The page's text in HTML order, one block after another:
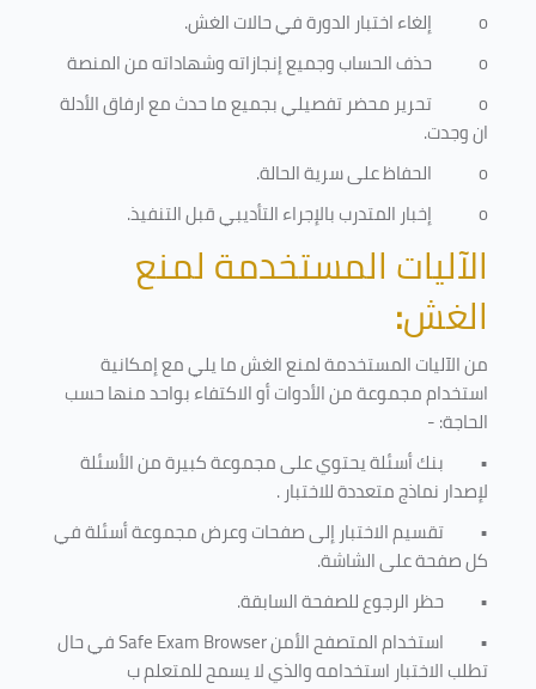
o
إلغاء اختبار الدورة في حالات الغش.
o
حذف الحساب وجميع إنجازاته وشهاداته من المنصة
o
تحرير محضر تفصيلي بجميع ما حدث مع ارفاق الأدلة
ان وجدت.
o
الحفاظ على سرية الحالة.
o
إخبار المتدرب بالإجراء التأديبي قبل التنفيذ.
الآليات المستخدمة لمنع
الغش:
من الآليات المستخدمة لمنع الغش ما يلي مع إمكانية
استخدام مجموعة من الأدوات أو الاكتفاء بواحد منها حسب
الحاجة: -
• بنك أسئلة يحتوي على مجموعة كبيرة من الأسئلة
لإصدار نماذج متعددة للاختبار.
• تقسيم الاختبار إلى صفحات وعرض مجموعة أسئلة في
كل صفحة على الشاشة.
• حظر الرجوع للصفحة السابقة.
• استخدام المتصفح الأمنSafe Exam Browserفي حال
تطلب الاختبار استخدامه والذي لا يسمح للمتعلم ب